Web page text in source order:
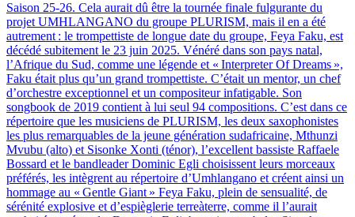
Saison 25-26. Cela aurait dû être la tournée finale fulgurante du
projet UMHLANGANO du groupe PLURISM, mais il en a été
autrement : le trompettiste de longue date du groupe, Feya Faku, est
décédé subitement le 23 juin 2025. Vénéré dans son pays natal,
l’Afrique du Sud, comme une légende et « Interpreter Of Dreams »,
Faku était plus qu’un grand trompettiste. C’était un mentor, un chef
d’orchestre exceptionnel et un compositeur infatigable. Son
songbook de 2019 contient à lui seul 94 compositions. C’est dans ce
répertoire que les musiciens de PLURISM, les deux saxophonistes
les plus remarquables de la jeune génération sudafricaine, Mthunzi
Mvubu (alto) et Sisonke Xonti (ténor), l’excellent bassiste Raffaele
Bossard et le bandleader Dominic Egli choisissent leurs morceaux
préférés, les intègrent au répertoire d’Umhlangano et créent ainsi un
hommage au « Gentle Giant » Feya Faku, plein de sensualité, de
sérénité explosive et d’espièglerie terreàterre, comme il l’aurait